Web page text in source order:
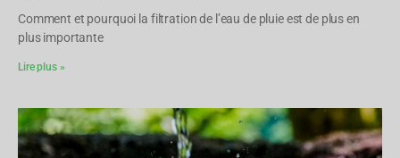
Comment et pourquoi la filtration de l’eau de pluie est de plus en
plus importante
Lire plus »